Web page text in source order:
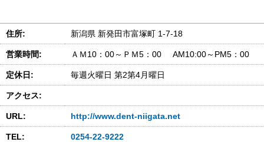
住所: 新潟県 新発田市富塚町 1-7-18
営業時間: ＡＭ10：00～ＰＭ5：00 AM10:00～PM5：00
定休日: 毎週火曜日 第2第4月曜日
アクセス:
URL: http://www.dent-niigata.net
TEL:
0254-22-9222